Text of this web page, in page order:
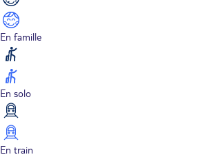
En famille
En solo
En train